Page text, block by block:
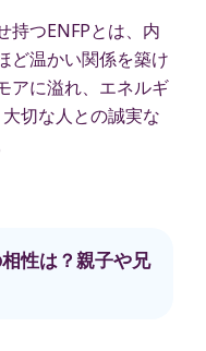
持つENFPとは、内
ど温かい関係を築け
アに溢れ、エネルギ
切な人との誠実な
性は？親子や兄